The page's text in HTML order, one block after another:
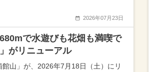
2026年07月23日
で水遊びも花畑も満喫で
がリニューアル
山」が、2026年7月18日（土）にリ